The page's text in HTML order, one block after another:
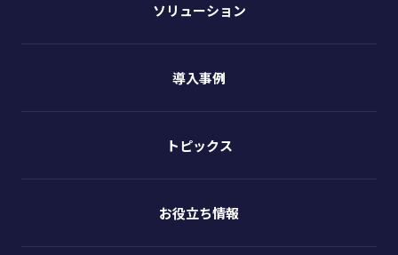
ソリューション
導入事例
トピックス
お役立ち情報